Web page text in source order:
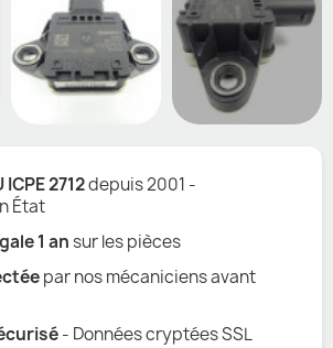
2712depuis 2001 -
État
1 ansur les pièces
par nos mécaniciens avant
- Données cryptées SSL